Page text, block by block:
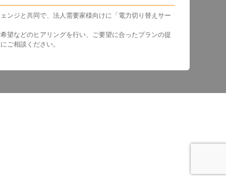
ンジと共同で、法人需要家様向けに「電力切り替えサー
望などのヒアリングを行い、ご要望に合ったプランの提
ご相談ください。